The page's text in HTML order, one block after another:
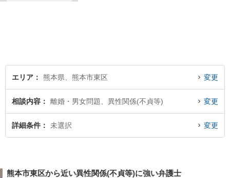
エリア 熊本県、熊本市東区 変更
相談内容 離婚・男女問題、異性関係(不貞等) 変更
詳細条件 未選択 変更
熊本市東区から近い異性関係(不貞等)に強い弁護士